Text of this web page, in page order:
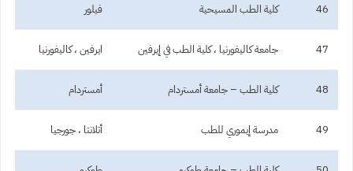
46 كلية الطب المسيحية فيلور
47 جامعة كاليفورنيا ، كلية الطب في إيرفين ايرفين ، كاليفورنيا
48 كلية الطب – جامعة أمستردام أمستردام
49 مدرسة إيموري للطب أتلانتا ، جورجيا